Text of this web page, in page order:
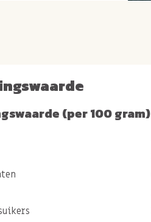
(per 100 gram)